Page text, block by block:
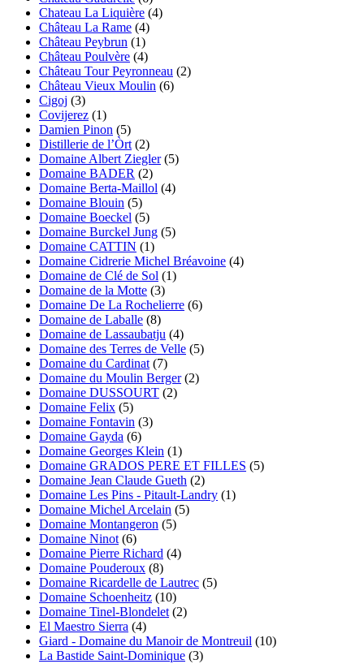
Chateau La Liquière (4)
Château La Rame (4)
Château Peybrun (1)
Château Poulvère (4)
Château Tour Peyronneau (2)
Château Vieux Moulin (6)
Cigoj (3)
Covijerez (1)
Damien Pinon (5)
Distillerie de l’Òrt (2)
Domaine Albert Ziegler (5)
Domaine BADER (2)
Domaine Berta-Maillol (4)
Domaine Blouin (5)
Domaine Boeckel (5)
Domaine Burckel Jung (5)
Domaine CATTIN (1)
Domaine Cidrerie Michel Bréavoine (4)
Domaine de Clé de Sol (1)
Domaine de la Motte (3)
Domaine De La Rochelierre (6)
Domaine de Laballe (8)
Domaine de Lassaubatju (4)
Domaine des Terres de Velle (5)
Domaine du Cardinat (7)
Domaine du Moulin Berger (2)
Domaine DUSSOURT (2)
Domaine Felix (5)
Domaine Fontavin (3)
Domaine Gayda (6)
Domaine Georges Klein (1)
Domaine GRADOS PERE ET FILLES (5)
Domaine Jean Claude Gueth (2)
Domaine Les Pins - Pitault-Landry (1)
Domaine Michel Arcelain (5)
Domaine Montangeron (5)
Domaine Ninot (6)
Domaine Pierre Richard (4)
Domaine Pouderoux (8)
Domaine Ricardelle de Lautrec (5)
Domaine Schoenheitz (10)
Domaine Tinel-Blondelet (2)
El Maestro Sierra (4)
Giard - Domaine du Manoir de Montreuil (10)
La Bastide Saint-Dominique (3)